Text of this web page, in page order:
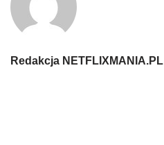
Redakcja NETFLIXMANIA.PL